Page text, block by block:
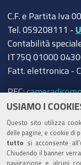
USIAMO I
Questo sito utilizza
delle pagine, e cookie di
tutto si acconsente
Chiudendo il banner
navigazione e alcuni
C.F. e Partita Iva
Tel. 059208111 -
Contabilità
IT75Q 01000
Fatt. elettronica -
PEC:
Trasparenza
Amministrazione
Albo Camerale